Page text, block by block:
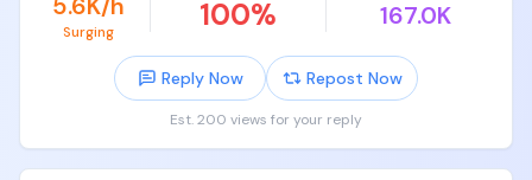
Surging 100% 167.0K
Reply Now Repost Now
Est. 200 views for your reply